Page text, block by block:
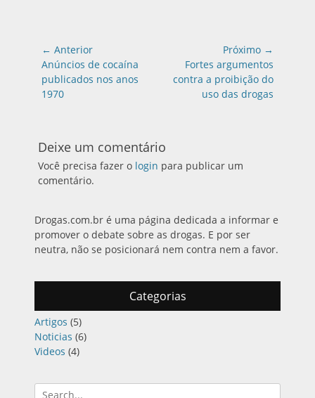
Navegação
de
Post
← Anterior
Postagem
anterior:
Anúncios de cocaína
publicados nos anos
1970
Próximo →
Próxima
postagem:
Fortes argumentos
contra a proibição do
uso das drogas
Deixe um comentário
Você precisa fazer o login para publicar um
comentário.
Drogas.com.br é uma página dedicada a informar e
promover o debate sobre as drogas. E por ser
neutra, não se posicionará nem contra nem a favor.
Categorias
Artigos (5)
Noticias (6)
Videos (4)
Pesquisar